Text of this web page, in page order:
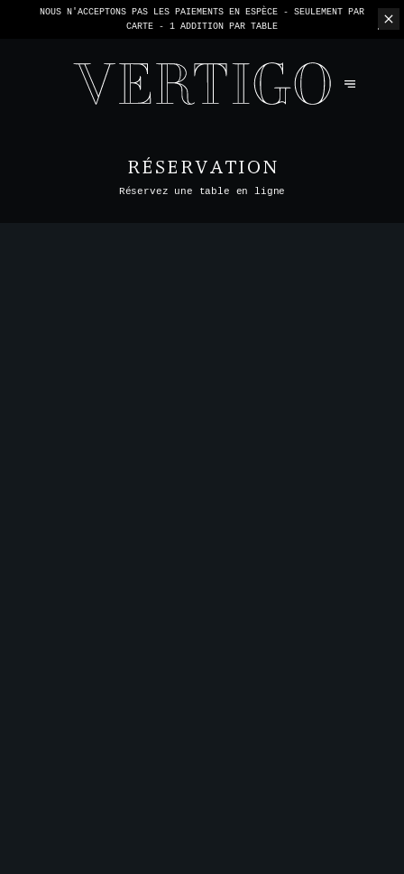
NOUS N'ACCEPTONS PAS LES PAIEMENTS EN ESPÈCE - SEULEMENT PAR
CARTE - 1 ADDITION PAR TABLE
RÉSERVATION
Réservez une table en ligne